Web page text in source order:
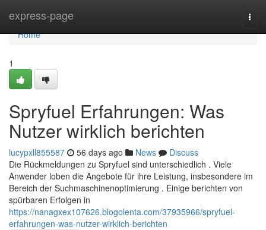
express-page
Home
Home
1
Spryfuel Erfahrungen: Was
Nutzer wirklich berichten
lucypxll855587 56 days ago News
Discuss
Die Rückmeldungen zu Spryfuel sind unterschiedlich . Viele
Anwender loben die Angebote für ihre Leistung, insbesondere im
Bereich der Suchmaschinenoptimierung . Einige berichten von
spürbaren Erfolgen in
https://nanagxex107626.blogolenta.com/37935966/spryfuel-
erfahrungen-was-nutzer-wirklich-berichten